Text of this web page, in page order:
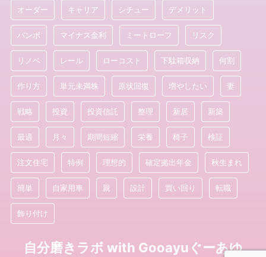
オーダー キャリア シチュー デメリット
バンボ マイナス金利 ミートローフ リスク
リノベ レール ローコスト 下駄箱収納 何割
作り方 単元未満株 原状回復 増やしたい 妻
戦略 投資 投資信託 整理 新居 新築
最適 月々 期間短縮 栄養 椅子 検証
注文住宅 特例 理想的 確定拠出年金 秋生まれ
簡単 自家用車 親 設計 買い回り 転職
飾り付け
自分磨きラボ with Gooayuぐーあゆ
© 2026 自分磨きラボ with Gooayuぐーあゆ Powered by